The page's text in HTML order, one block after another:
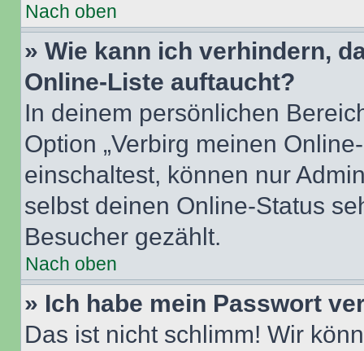
Nach oben
» Wie kann ich verhindern,
Online-Liste auftaucht?
In deinem persönlichen
Option „Verbirg meinen
einschaltest, können nur
selbst deinen Online-Status
Besucher gezählt.
Nach oben
» Ich habe mein Passwort
Das ist nicht schlimm! Wir